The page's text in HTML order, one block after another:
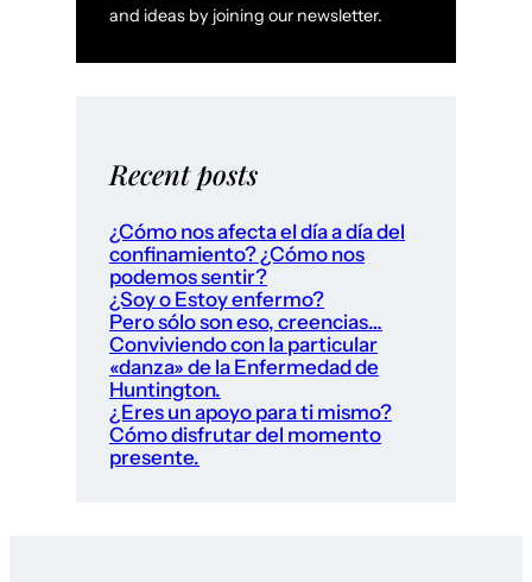
and ideas by joining our newsletter.
Recent posts
¿Cómo nos afecta el día a día del
confinamiento? ¿Cómo nos
podemos sentir?
¿Soy o Estoy enfermo?
Pero sólo son eso, creencias…
Conviviendo con la particular
«danza» de la Enfermedad de
Huntington.
¿Eres un apoyo para ti mismo?
Cómo disfrutar del momento
presente.